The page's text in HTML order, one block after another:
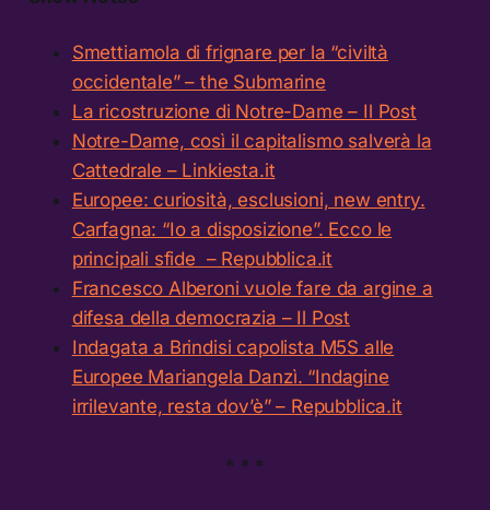
Smettiamola di frignare per la “civiltà
occidentale” – the Submarine
La ricostruzione di Notre-Dame – Il Post
Notre-Dame, così il capitalismo salverà la
Cattedrale – Linkiesta.it
Europee: curiosità, esclusioni, new entry.
Carfagna: “Io a disposizione”. Ecco le
principali sfide – Repubblica.it
Francesco Alberoni vuole fare da argine a
difesa della democrazia – Il Post
Indagata a Brindisi capolista M5S alle
Europee Mariangela Danzì. “Indagine
irrilevante, resta dov’è” – Repubblica.it
* * *